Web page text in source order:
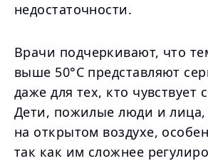
недостаточности.
Врачи подчеркивают, что
выше 50°C представляют
даже для тех, кто чувствует
Дети, пожилые люди и
на открытом воздухе,
так как им сложнее